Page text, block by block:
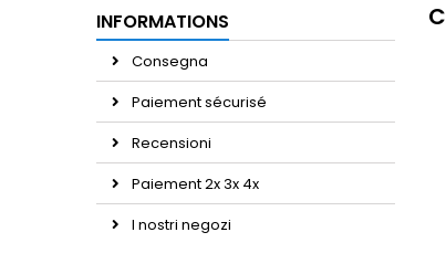
INFORMATIONS
Consegna
Paiement sécurisé
Recensioni
Paiement 2x 3x 4x
I nostri negozi